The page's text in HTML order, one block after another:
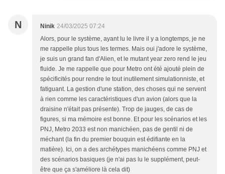
N Ninik 24/03/2025 07:24
Alors, pour le système, ayant lu le livre il y a longtemps, je ne
me rappelle plus tous les termes. Mais oui j'adore le système,
je suis un grand fan d'Alien, et le mutant year zero rend le jeu
fluide. Je me rappelle que pour Metro ont été ajouté plein de
spécificités pour rendre le tout inutilement simulationniste, et
fatiguant. La gestion d'une station, des choses qui ne servent
à rien comme les caractéristiques d'un avion (alors que la
draisine n'était pas présente). Trop de jauges, de cas de
figures, si ma mémoire est bonne. Et pour les scénarios et les
PNJ, Metro 2033 est non manichéen, pas de gentil ni de
méchant (la fin du premier bouquin est édifiante en la
matière). Ici, on a des archétypes manichéens comme PNJ et
des scénarios basiques (je n'ai pas lu le supplément, peut-
être que ça s'améliore là cela dit)